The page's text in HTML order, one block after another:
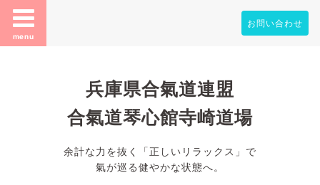
menu
お問い合わせ
兵庫県合氣道連盟
合氣道琴心館寺崎道場
余計な力を抜く「正しいリラックス」で
氣が巡る健やかな状態へ。